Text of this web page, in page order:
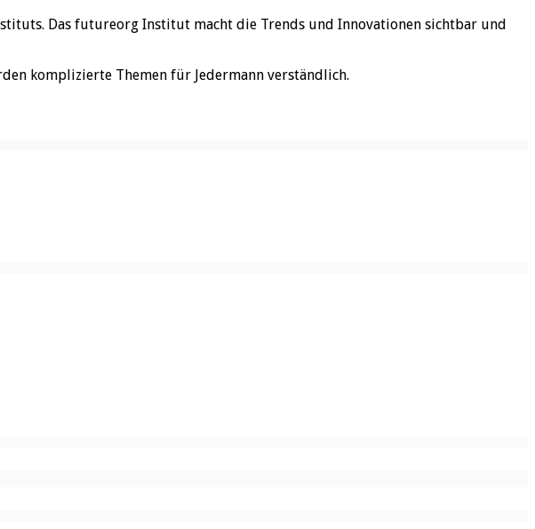
Das futureorg Institut macht die Trends und Innovationen sichtbar und
komplizierte Themen für Jedermann verständlich.